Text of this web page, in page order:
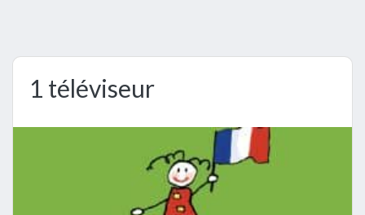
1 téléviseur